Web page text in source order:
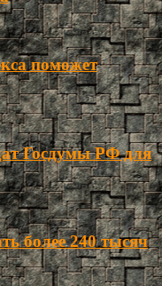
поможет
Госдумы РФ для
более 240 тысяч